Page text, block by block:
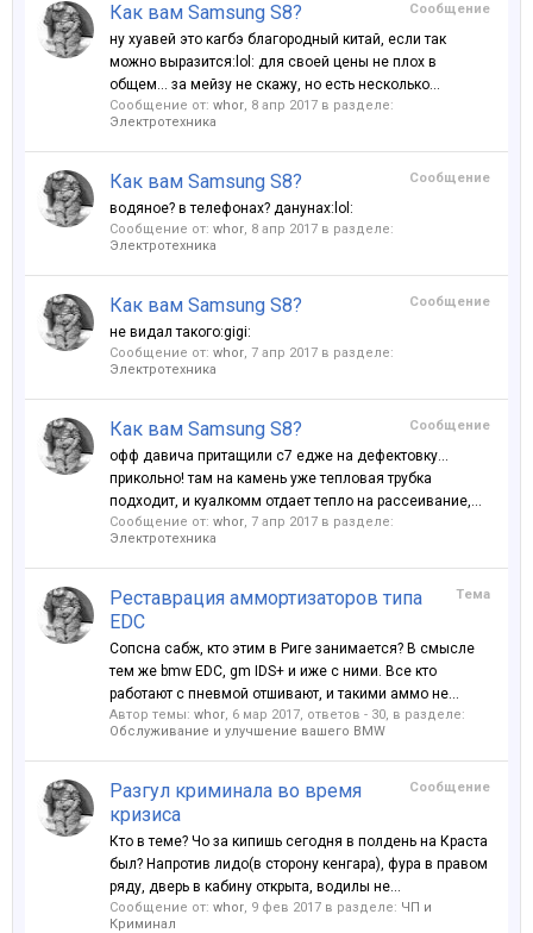
Сообщение
Как вам Samsung S8?
ну хуавей это кагбэ благородный китай, если так
можно выразится:lol: для своей цены не плох в
общем... за мейзу не скажу, но есть несколько...
Сообщение от: whor, 8 апр 2017 в разделе:
Электротехника
Сообщение
Как вам Samsung S8?
водяное? в телефонах? данунах:lol:
Сообщение от: whor, 8 апр 2017 в разделе:
Электротехника
Сообщение
Как вам Samsung S8?
не видал такого:gigi:
Сообщение от: whor, 7 апр 2017 в разделе:
Электротехника
Сообщение
Как вам Samsung S8?
офф давича притащили с7 едже на дефектовку...
прикольно! там на камень уже тепловая трубка
подходит, и куалкомм отдает тепло на рассеивание,...
Сообщение от: whor, 7 апр 2017 в разделе:
Электротехника
Тема
Реставрация аммортизаторов типа
EDC
Сопсна сабж, кто этим в Риге занимается? В смысле
тем же bmw EDC, gm IDS+ и иже с ними. Все кто
работают с пневмой отшивают, и такими аммо не...
Автор темы: whor, 6 мар 2017, ответов - 30, в разделе:
Обслуживание и улучшение вашего BMW
Сообщение
Разгул криминала во время
кризиса
Кто в теме? Чо за кипишь сегодня в полдень на Краста
был? Напротив лидо(в сторону кенгара), фура в правом
ряду, дверь в кабину открыта, водилы не...
Сообщение от: whor, 9 фев 2017 в разделе: ЧП и
Криминал